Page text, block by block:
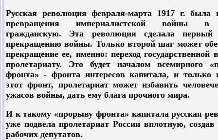
Русская революция февраля-марта 1917 г. была
превращения империалистской войны в
гражданскую. Эта революция сделала
прекращению войны. Только второй шаг может
прекращение ее, именно: переход государственной
пролетариату. Это будет началом всемирного
фронта» - фронта интересов капитала, и только
этот фронт, пролетариат может избавить
ужасов войны, дать ему блага прочного мира.
И к такому «прорыву фронта» капитала русская
уже подвела пролетариат России вплотную,
рабочих депутатов.